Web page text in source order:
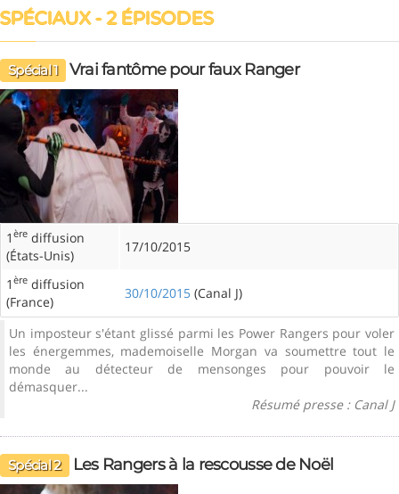
SPÉCIAUX - 2 ÉPISODES
Spécial 1 Vrai fantôme pour faux Ranger
1 ère diffusion
(États-Unis)
17/10/2015
1 ère diffusion
(France)
30/10/2015 (Canal J)
Un imposteur s'étant glissé parmi les Power Rangers pour voler
les énergemmes, mademoiselle Morgan va soumettre tout le
monde au détecteur de mensonges pour pouvoir le
démasquer...
Résumé presse : Canal J
Spécial 2 Les Rangers à la rescousse de Noël